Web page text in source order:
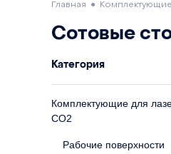
Главная ●
Сотовые
Категория
Комплектующие для
CO2
Рабочие поверхности